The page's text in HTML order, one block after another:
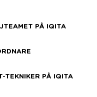
PÅ IQITA
TEKNIKER PÅ IQITA